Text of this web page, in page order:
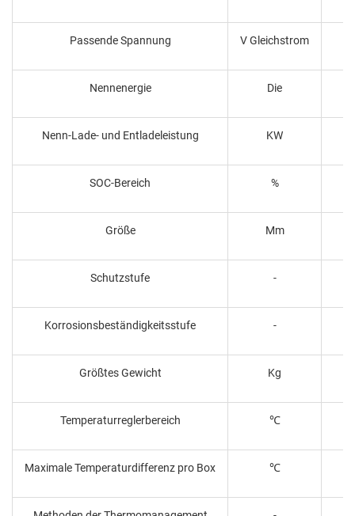
Passende Spannung V Gleichstrom
Nennenergie Die
Nenn-Lade- und Entladeleistung KW
SOC-Bereich %
Größe Mm
Schutzstufe -
Korrosionsbeständigkeitsstufe -
Größtes Gewicht Kg
Temperaturreglerbereich ℃
Maximale Temperaturdifferenz pro Box ℃